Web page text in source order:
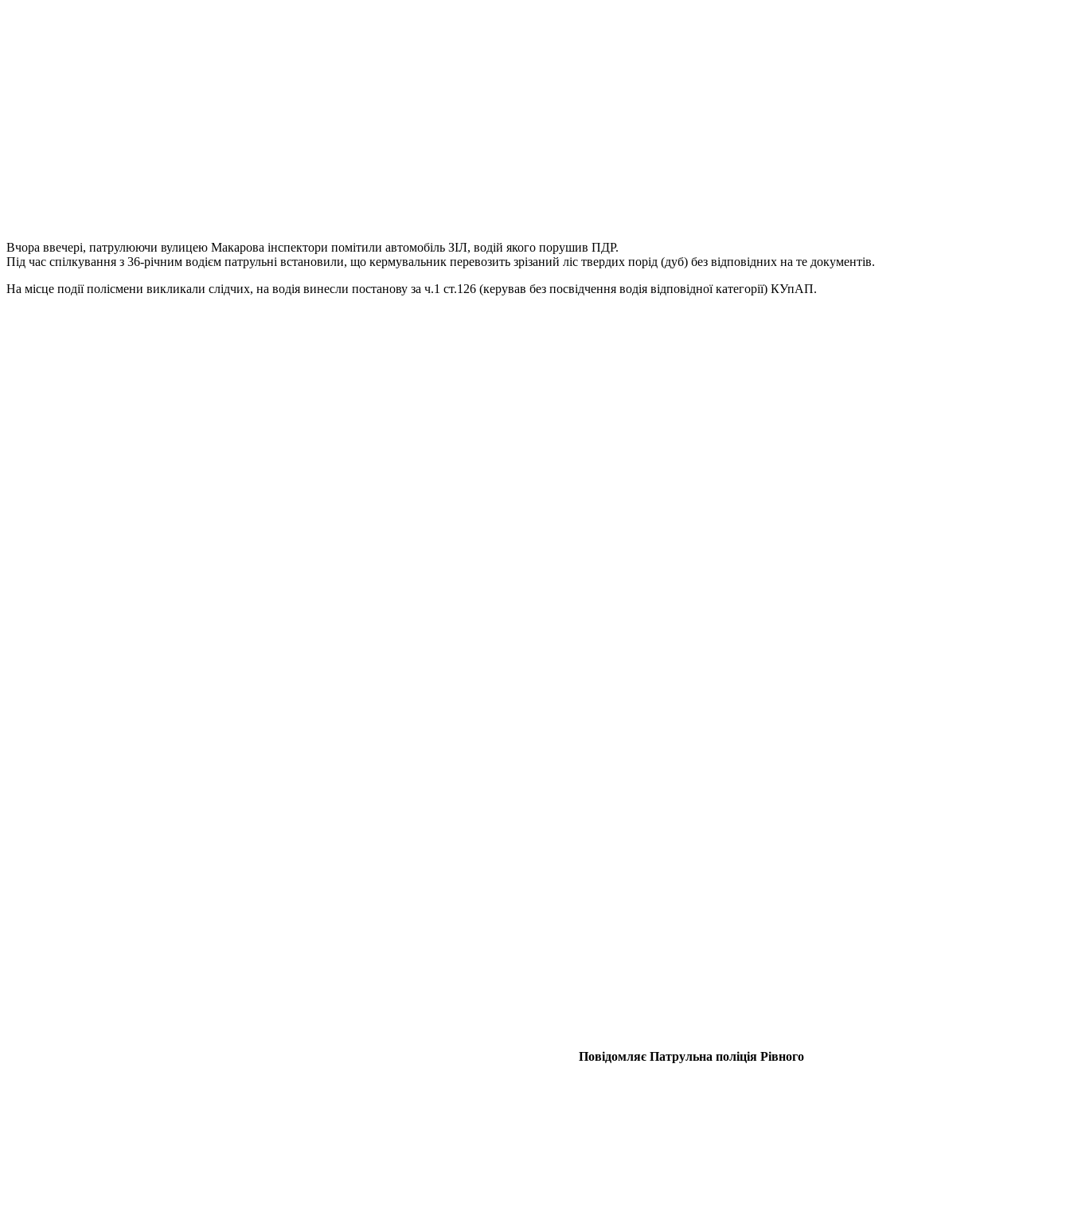
Вчора ввечері, патрулюючи вулицею Макарова інспектори помітили автомобіль ЗІЛ, водій якого порушив ПДР.
Під час спілкування з 36-річним водієм патрульні встановили, що кермувальник перевозить зрізаний ліс твердих порід (дуб) без відповідних на те документів.
На місце події полісмени викликали слідчих, на водія винесли постанову за ч.1 ст.126 (керував без посвідчення водія відповідної категорії) КУпАП.
Повідомляє Патрульна поліція Рівного